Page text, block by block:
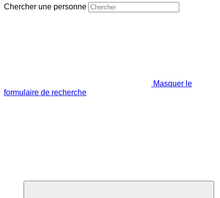
Chercher une personne
Masquer le
formulaire de recherche